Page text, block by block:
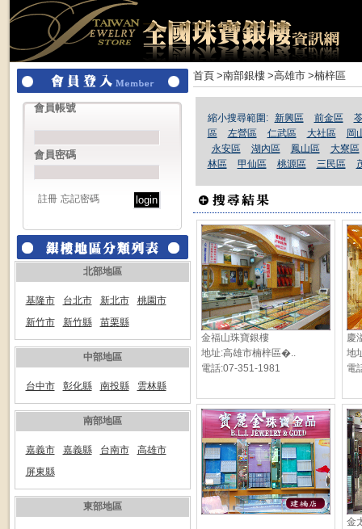
會員帳號
會員密碼
註冊 忘記密碼
北部地區
基隆市 台北市 新北市
桃園市
新竹市
新竹縣 苗栗縣
中部地區
台中市 彰化縣 南投縣 雲林縣
南部地區
嘉義市 嘉義縣 台南市
高雄市
屏東縣
東部地區
首頁 >南部銀樓 >高雄市 >楠梓區
縮小搜尋範圍: 新興區 前金區
區
左營區 仁武區 大社區
岡
永安區
湖內區 鳳山區
大寮區
林區
甲仙區 桃源區 三民區
金福山珠寶銀樓
地址:高雄市楠梓區�..
電話:07-351-1981
慶
地
電
金